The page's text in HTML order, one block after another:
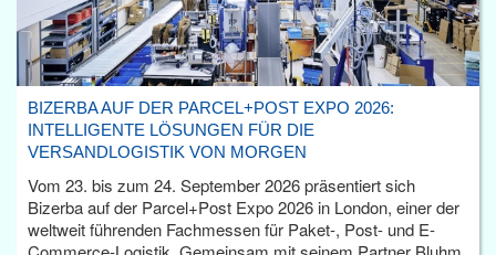
BIZERBA AUF DER PARCEL+POST EXPO 2026:
INTELLIGENTE LÖSUNGEN FÜR DIE
VERSANDLOGISTIK VON MORGEN
Vom 23. bis zum 24. September 2026 präsentiert sich
Bizerba auf der Parcel+Post Expo 2026 in London, einer der
weltweit führenden Fachmessen für Paket-, Post- und E-